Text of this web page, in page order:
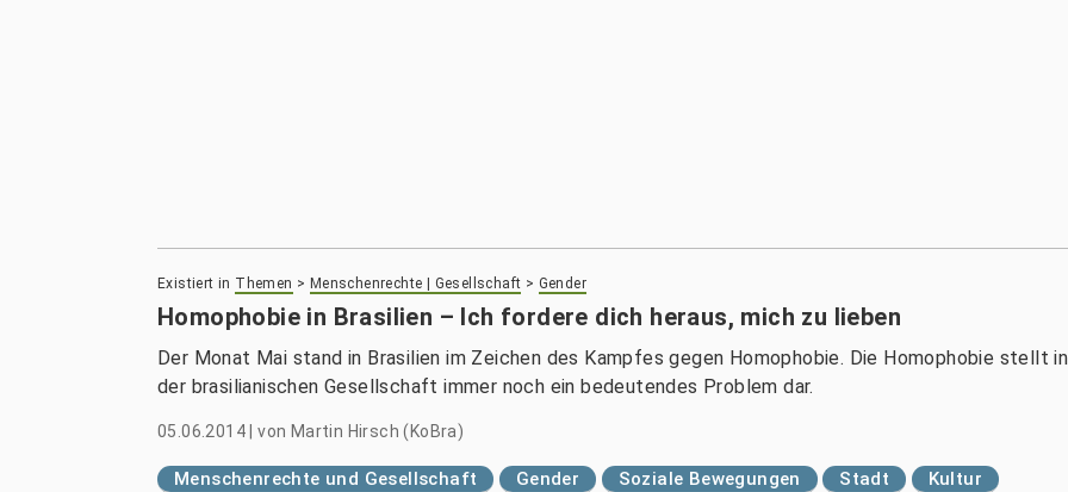
Existiert in Themen > Menschenrechte | Gesellschaft > Gender
Homophobie in Brasilien – Ich fordere dich heraus, mich zu lieben
Der Monat Mai stand in Brasilien im Zeichen des Kampfes gegen Homophobie. Die Homophobie stellt in
der brasilianischen Gesellschaft immer noch ein bedeutendes Problem dar.
05.06.2014 |von Martin Hirsch (KoBra)
Menschenrechte und Gesellschaft Gender Soziale Bewegungen Stadt Kultur